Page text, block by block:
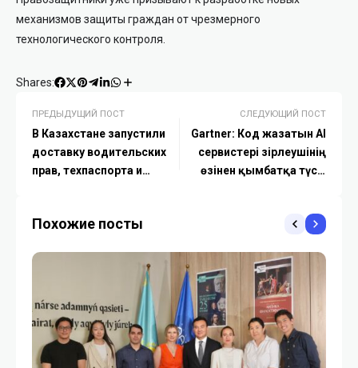
механизмов защиты граждан от чрезмерного
технологического контроля.
Shares:
ПРЕДЫДУЩИЙ ПОСТ
В Казахстане запустили
доставку водительских
прав, техпаспорта и
СЛЕДУЮЩИЙ ПОСТ
Gartner: Код жазатын AI
сервистері әзірлеушінің
өзінен қымбатқа түсуі
Похожие посты